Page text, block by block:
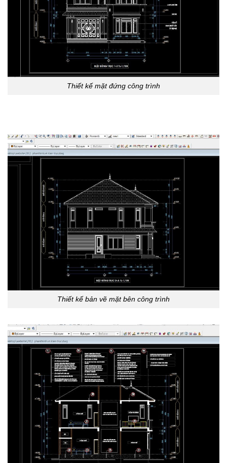
Thiết kế mặt đứng công trình
Thiết kế bản vẽ mặt bên công trình